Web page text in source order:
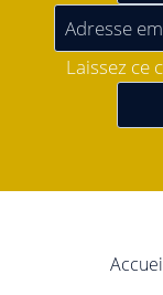
Laissez ce